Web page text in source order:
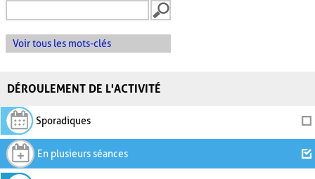
Voir tous les mots-clés
DÉROULEMENT DE L'ACTIVITÉ
Sporadiques
En plusieurs séances